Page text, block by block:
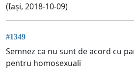
(Iași, 2018-10-09)
#1349
Semnez ca nu sunt de acord cu
pentru homosexuali